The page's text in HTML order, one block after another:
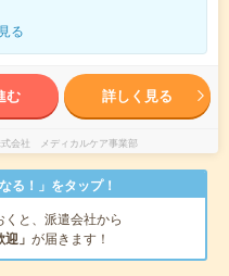
る
む 詳しく見る
式会社 メディカルケア事業部
る！」をタップ！
くと、派遣会社から
迎」 が届きます！